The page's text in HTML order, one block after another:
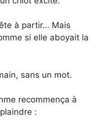
à partir… Mais
si elle aboyait la
sans un mot.
recommença à
: